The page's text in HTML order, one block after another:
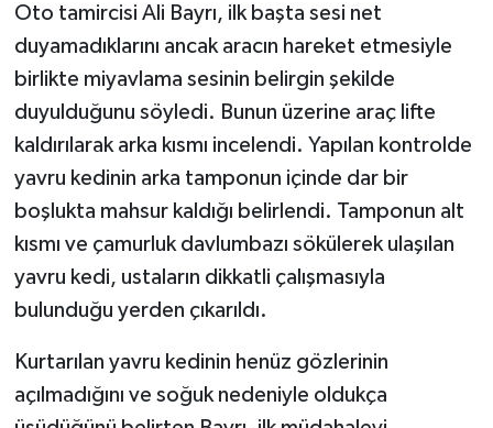
Oto tamircisi Ali Bayrı, ilk başta sesi net
duyamadıklarını ancak aracın hareket etmesiyle
birlikte miyavlama sesinin belirgin şekilde
duyulduğunu söyledi. Bunun üzerine araç lifte
kaldırılarak arka kısmı incelendi. Yapılan kontrolde
yavru kedinin arka tamponun içinde dar bir
boşlukta mahsur kaldığı belirlendi. Tamponun alt
kısmı ve çamurluk davlumbazı sökülerek ulaşılan
yavru kedi, ustaların dikkatli çalışmasıyla
bulunduğu yerden çıkarıldı.
Kurtarılan yavru kedinin henüz gözlerinin
açılmadığını ve soğuk nedeniyle oldukça